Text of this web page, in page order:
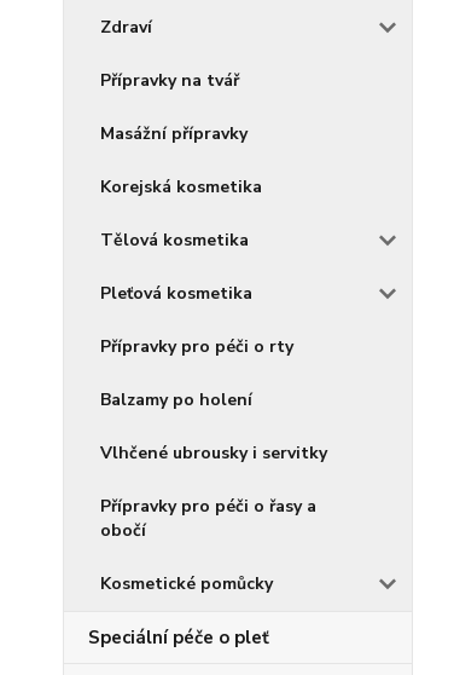
Zdraví
Přípravky na tvář
Masážní přípravky
Korejská kosmetika
Tělová kosmetika
Pleťová kosmetika
Přípravky pro péči o rty
Balzamy po holení
Vlhčené ubrousky i servitky
Přípravky pro péči o řasy a
obočí
Kosmetické pomůcky
Speciální péče o pleť